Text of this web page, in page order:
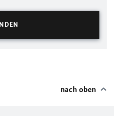
nach oben